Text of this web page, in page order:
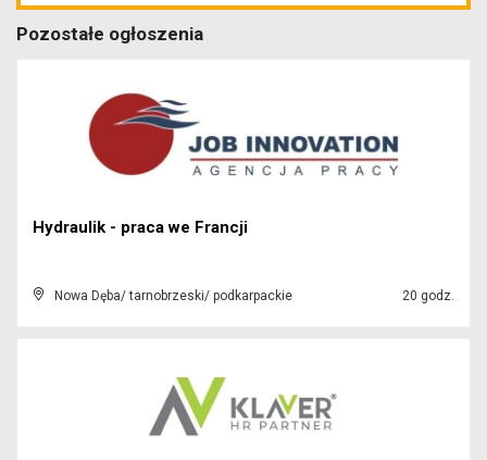
Pozostałe ogłoszenia
Hydraulik - praca we Francji
Nowa Dęba/ tarnobrzeski/ podkarpackie 20 godz.